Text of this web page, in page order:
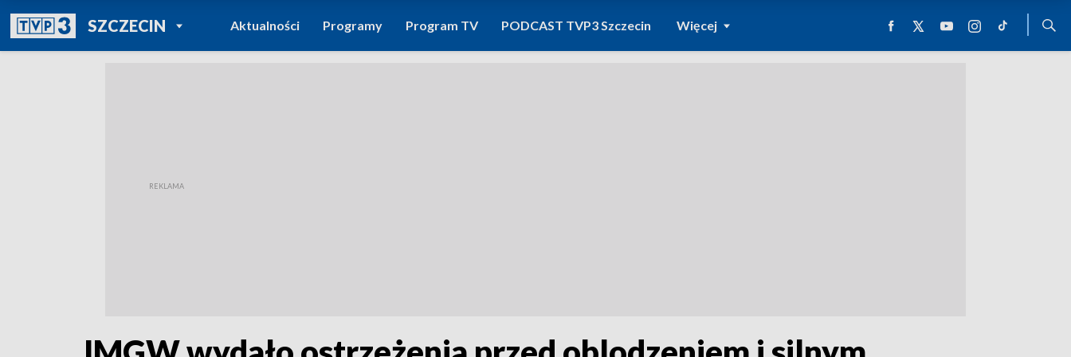
SZCZECINPOWRÓT DO
TVP REGIONY
Aktualności Programy Program TV PODCAST TVP3 Szczecin Więcej